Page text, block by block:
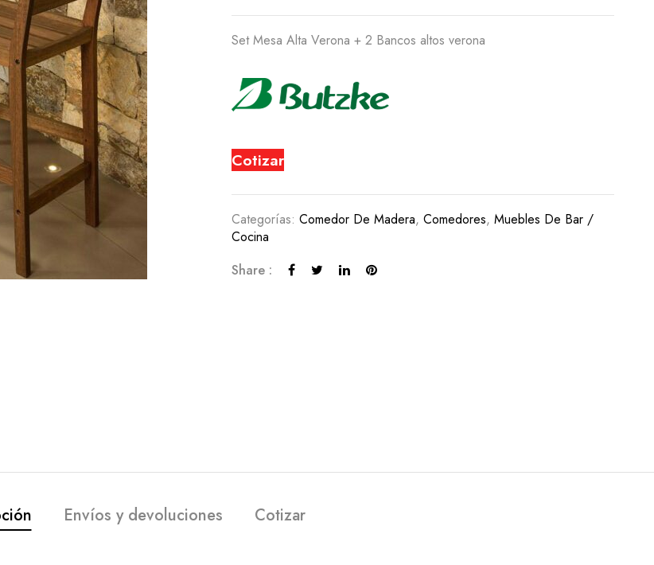
Set Mesa Alta Verona + 2 Bancos altos verona
Cotizar
Categorías:Comedor De Madera,Comedores,Muebles De Bar /
Cocina
Share :
Envíos y devoluciones Cotizar